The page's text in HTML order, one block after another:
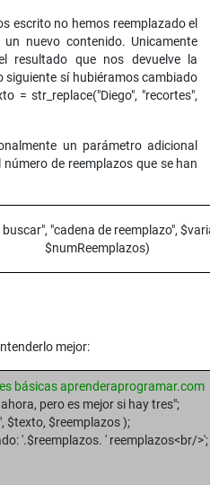
escrito no hemos reemplazado el
nuevo contenido. Unicamente
resultado que nos devuelve la
sí hubiéramos cambiado
= str_replace("Diego", "recortes",
un parámetro adicional
de reemplazos que se han
"cadena de reemplazo",
$numReemplazos)
mejor:
básicas aprenderaprogramar.com
pero es mejor si hay tres";
$texto, $reemplazos );
'.$reemplazos. ' reemplazos<br/>';